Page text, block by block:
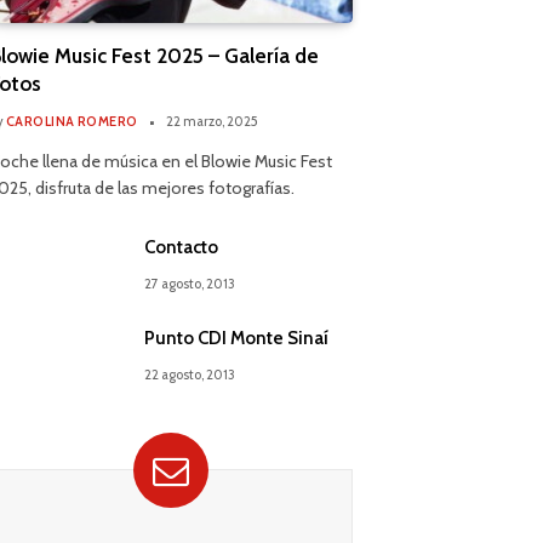
Music Fest 2025 – Galería de
CAROLINA ROMERO 22 marzo, 2025
llena de música en el Blowie Music Fest
disfruta de las mejores fotografías.
Contacto
27 agosto, 2013
Punto CDI Monte Sinaí
22 agosto, 2013